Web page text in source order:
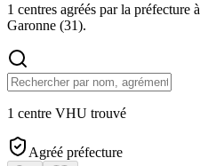
1 centres agréés par la préfecture à
Garonne (31).
1 centre VHU trouvé
Agréé préfecture